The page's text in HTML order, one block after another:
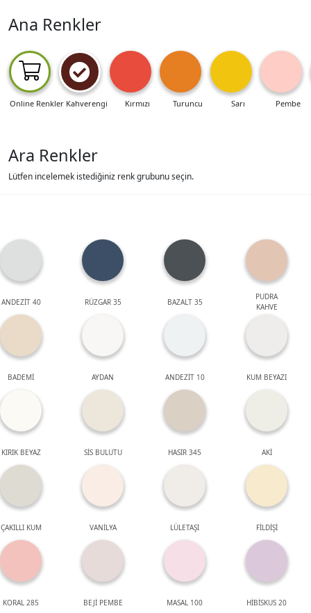
Ana Renkler
Online Renkler Kahverengi Kırmızı Turuncu Sarı Pembe
Ara Renkler
Lütfen incelemek istediğiniz renk grubunu seçin.
ANDEZİT 40 RÜZGAR 35 BAZALT 35
PUDRA
KAHVE
BADEMİ AYDAN ANDEZİT 10 KUM BEYAZI
KIRIK BEYAZ SİS BULUTU HASIR 345 AKİ
ÇAKILLI KUM VANİLYA LÜLETAŞI FİLDİŞİ
KORAL 285 BEJİ PEMBE MASAL 100 HİBİSKUS 20